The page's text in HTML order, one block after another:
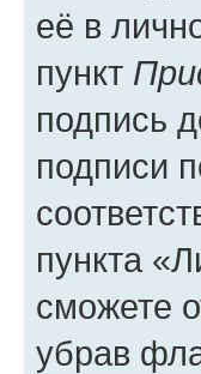
её в
пункт
подпись
подписи
пункта
сможете
убрав